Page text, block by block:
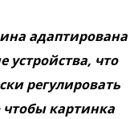
адаптирована
что
регулировать
картинка